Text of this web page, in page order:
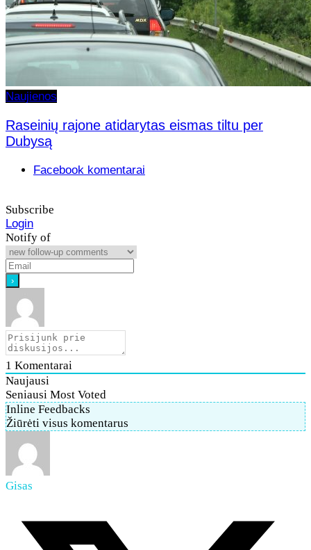
Naujienos
Raseinių rajone atidarytas eismas tiltu per
Dubysą
Facebook komentarai
Subscribe
Login
Notify of
1 Komentarai
Naujausi
Seniausi Most Voted
Inline Feedbacks
Žiūrėti visus komentarus
Gisas